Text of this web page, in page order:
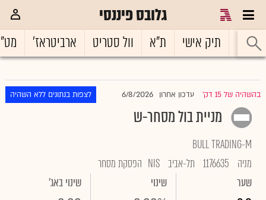
גלובס פיננסי
ראשי תיק אישי ת"א וול סטריט ארביטראז'
בהשהיה של 15 דק' עדכון אחרון 6/8/2026 לצפות בנתונים ללא השהיה
מניית בול מסחר-ש
BULL TRADING-M
מניה
1176635 תל-אביב NIS הפסקת מסחר
שער
שינוי שינוי באג'